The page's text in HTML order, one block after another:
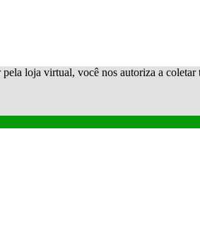
loja virtual, você nos autoriza a coletar